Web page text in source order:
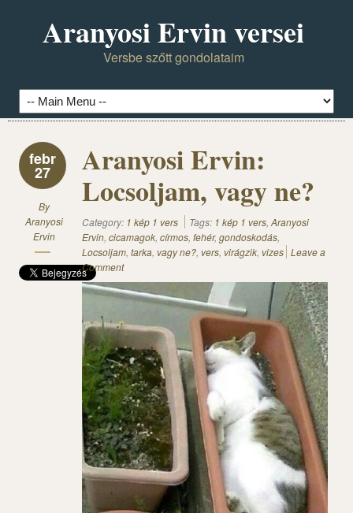
Aranyosi Ervin versei
Versbe szőtt gondolataim
febr
27
By
Aranyosi
Ervin
Aranyosi Ervin:
Locsoljam, vagy ne?
Category: 1 kép 1 vers Tags: 1 kép 1 vers, Aranyosi
Ervin, cicamagok, círmos, fehér, gondoskodás,
Locsoljam, tarka, vagy ne?, vers, virágzik, vizes Leave a
Comment